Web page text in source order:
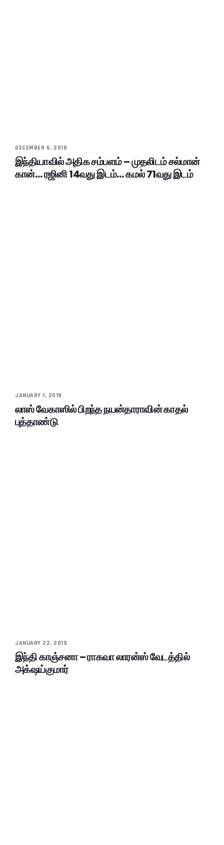
DECEMBER 6, 2018
இந்தியாவில் அதிக சம்பளம் – முதலிடம் சல்மான்
கான்… ரஜினி 14வது இடம்… கமல் 71வது இடம்
JANUARY 1, 2019
லாஸ் வேகாஸில் பிறந்த நயன்தாராவின் காதல்
புத்தாண்டு
JANUARY 22, 2019
இந்தி காஞ்சனா – ராகவா லாரன்ஸ் வேடத்தில்
அக்‌ஷய்குமார்